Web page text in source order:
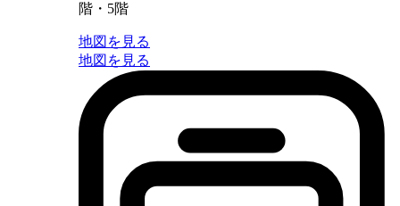
階・5階
地図を見る
地図を見る